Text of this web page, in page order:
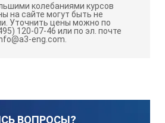
трассопоисковый
индикатор.
колебаниями курсов
на сайте могут быть не
Уточнить цены можно по
120-07-46 или по эл. почте
eng.com.
ВОПРОСЫ?